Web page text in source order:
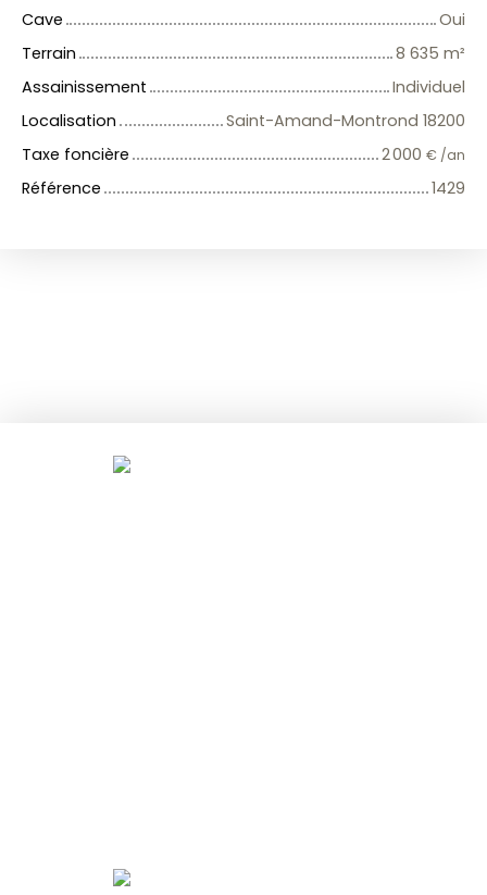
Cave
Oui
Terrain
8 635 m²
Assainissement
Individuel
Localisation
Saint-Amand-Montrond 18200
Taxe foncière
2 000 € /an
Référence 1429